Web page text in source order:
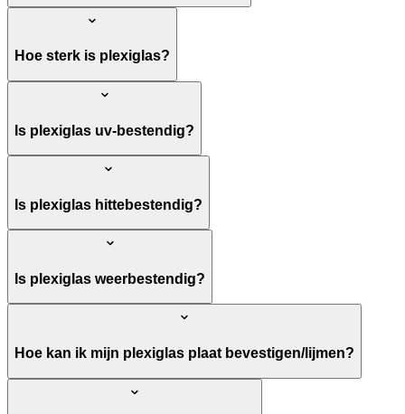
Hoe sterk is plexiglas?
Is plexiglas uv-bestendig?
Is plexiglas hittebestendig?
Is plexiglas weerbestendig?
Hoe kan ik mijn plexiglas plaat bevestigen/lijmen?